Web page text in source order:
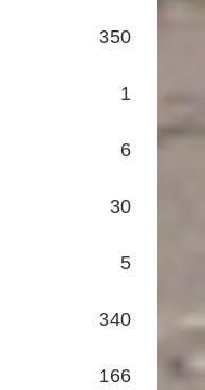
350
1
6
30
5
340
166